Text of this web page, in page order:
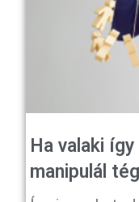
Ha valaki
manipulál